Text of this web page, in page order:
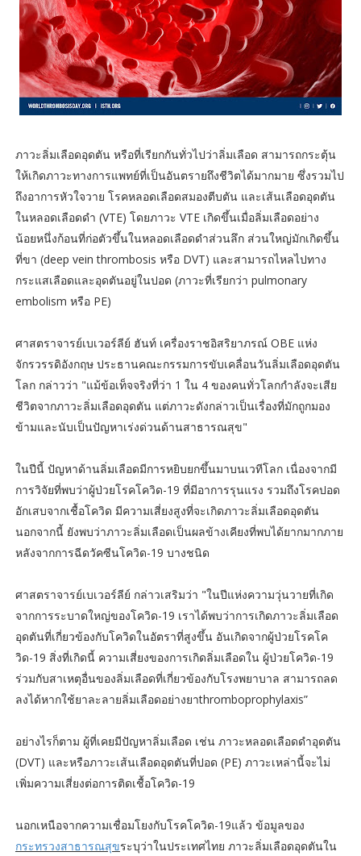
ภาวะลิ่มเลือดอุดตัน หรือที่เรียกกันทั่วไปว่าลิ่มเลือด สามารถกระตุ้น
ให้เกิดภาวะทางการแพทย์ที่เป็นอันตรายถึงชีวิตได้มากมาย ซึ่งรวมไป
ถึงอาการหัวใจวาย โรคหลอดเลือดสมองตีบตัน และเส้นเลือดอุดตัน
ในหลอดเลือดดำ (VTE) โดยภาวะ VTE เกิดขึ้นเมื่อลิ่มเลือดอย่าง
น้อยหนึ่งก้อนที่ก่อตัวขึ้นในหลอดเลือดดำส่วนลึก ส่วนใหญ่มักเกิดขึ้น
ที่ขา (deep vein thrombosis หรือ DVT) และสามารถไหลไปทาง
กระแสเลือดและอุดตันอยู่ในปอด (ภาวะที่เรียกว่า pulmonary
embolism หรือ PE)
ศาสตราจารย์เบเวอร์ลีย์ ฮันท์ เครื่องราชอิสริยาภรณ์ OBE แห่ง
จักรวรรดิอังกฤษ ประธานคณะกรรมการขับเคลื่อนวันลิ่มเลือดอุดตัน
โลก กล่าวว่า "แม้ข้อเท็จจริงที่ว่า 1 ใน 4 ของคนทั่วโลกกำลังจะเสีย
ชีวิตจากภาวะลิ่มเลือดอุดตัน แต่ภาวะดังกล่าวเป็นเรื่องที่มักถูกมอง
ข้ามและนับเป็นปัญหาเร่งด่วนด้านสาธารณสุข"
ในปีนี้ ปัญหาด้านลิ่มเลือดมีการหยิบยกขึ้นมาบนเวทีโลก เนื่องจากมี
การวิจัยที่พบว่าผู้ป่วยโรคโควิด-19 ที่มีอาการรุนแรง รวมถึงโรคปอด
อักเสบจากเชื้อโควิด มีความเสี่ยงสูงที่จะเกิดภาวะลิ่มเลือดอุดตัน
นอกจากนี้ ยังพบว่าภาวะลิ่มเลือดเป็นผลข้างเคียงที่พบได้ยากมากภาย
หลังจากการฉีดวัคซีนโควิด-19 บางชนิด
ศาสตราจารย์เบเวอร์ลีย์ กล่าวเสริมว่า "ในปีแห่งความวุ่นวายที่เกิด
จากการระบาดใหญ่ของโควิด-19 เราได้พบว่าการเกิดภาวะลิ่มเลือด
อุดตันที่เกี่ยวข้องกับโควิดในอัตราที่สูงขึ้น อันเกิดจากผู้ป่วยโรคโค
วิด-19 สิ่งที่เกิดนี้ ความเสี่ยงของการเกิดลิ่มเลือดใน ผู้ป่วยโควิด-19
ร่วมกับสาเหตุอื่นของลิ่มเลือดที่เกี่ยวข้องกับโรงพยาบาล สามารถลด
ลงได้หากใช้ยาละลายลิ่มเลือดอย่างยาthromboprophylaxis”
อย่างไรก็ตาม ผู้ที่เคยมีปัญหาลิ่มเลือด เช่น ภาวะหลอดเลือดดำอุดตัน
(DVT) และหรือภาวะเส้นเลือดอุดตันที่ปอด (PE) ภาวะเหล่านี้จะไม่
เพิ่มความเสี่ยงต่อการติดเชื้อโควิด-19
นอกเหนือจากความเชื่อมโยงกับโรคโควิด-19แล้ว ข้อมูลของ
กระทรวงสาธารณสุขระบุว่าในประเทศไทย ภาวะลิ่มเลือดอุดตันใน